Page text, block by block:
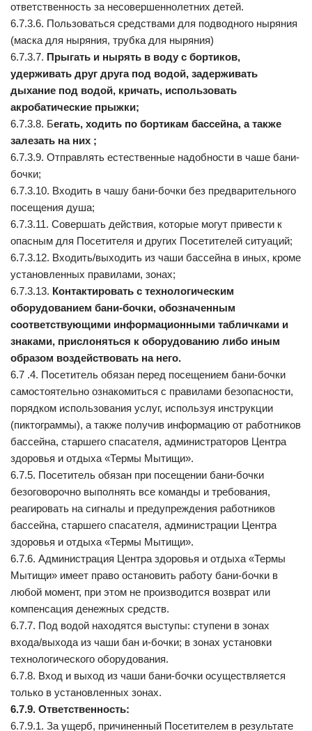
ответственность за несовершеннолетних детей.
6.7.3.6. Пользоваться средствами для подводного ныряния
(маска для ныряния, трубка для ныряния)
6.7.3.7. Прыгать и нырять в воду с бортиков,
удерживать друг друга под водой, задерживать
дыхание под водой, кричать, использовать
акробатические прыжки;
6.7.3.8. Бегать, ходить по бортикам бассейна, а также
залезать на них ;
6.7.3.9. Отправлять естественные надобности в чаше бани-
бочки;
6.7.3.10. Входить в чашу бани-бочки без предварительного
посещения душа;
6.7.3.11. Совершать действия, которые могут привести к
опасным для Посетителя и других Посетителей ситуаций;
6.7.3.12. Входить/выходить из чаши бассейна в иных, кроме
установленных правилами, зонах;
6.7.3.13. Контактировать с технологическим
оборудованием бани-бочки, обозначенным
соответствующими информационными табличками и
знаками, прислоняться к оборудованию либо иным
образом воздействовать на него.
6.7 .4. Посетитель обязан перед посещением бани-бочки
самостоятельно ознакомиться с правилами безопасности,
порядком использования услуг, используя инструкции
(пиктограммы), а также получив информацию от работников
бассейна, старшего спасателя, администраторов Центра
здоровья и отдыха «Термы Мытищи».
6.7.5. Посетитель обязан при посещении бани-бочки
безоговорочно выполнять все команды и требования,
реагировать на сигналы и предупреждения работников
бассейна, старшего спасателя, администрации Центра
здоровья и отдыха «Термы Мытищи».
6.7.6. Администрация Центра здоровья и отдыха «Термы
Мытищи» имеет право остановить работу бани-бочки в
любой момент, при этом не производится возврат или
компенсация денежных средств.
6.7.7. Под водой находятся выступы: ступени в зонах
входа/выхода из чаши бан и-бочки; в зонах установки
технологического оборудования.
6.7.8. Вход и выход из чаши бани-бочки осуществляется
только в установленных зонах.
6.7.9. Ответственность:
6.7.9.1. За ущерб, причиненный Посетителем в результате